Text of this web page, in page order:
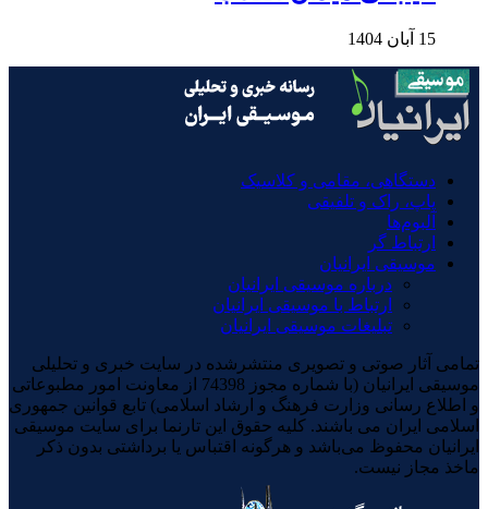
15 آبان 1404
دستگاهی، مقامی و کلاسیک
پاپ، راک و تلفیقی
آلبوم‌ها
ارتباط گر
موسیقی ایرانیان
درباره موسیقی ایرانیان
ارتباط با موسیقی ایرانیان
تبلیغات موسیقی ایرانیان
تمامی آثار صوتی و تصویری منتشرشده در سایت خبری و تحلیلی
موسیقی ایرانیان (با شماره مجوز 74398 از معاونت امور مطبوعاتی
و اطلاع رسانی وزارت فرهنگ و ارشاد اسلامی) تابع قوانین جمهوری
اسلامی ایران می باشند. کلیه حقوق این تارنما برای سایت موسیقی
ایرانیان محفوظ می‌باشد و هرگونه اقتباس یا برداشتی بدون ذکر
ماخذ مجاز نیست.